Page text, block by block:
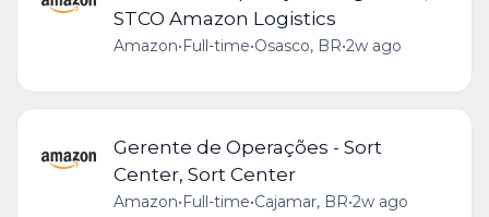
STCO Amazon Logistics
Amazon•Full-time•Osasco, BR•2w ago
Gerente de Operações - Sort
Center, Sort Center
Amazon•Full-time•Cajamar, BR•2w ago